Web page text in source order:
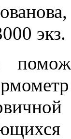
экз.